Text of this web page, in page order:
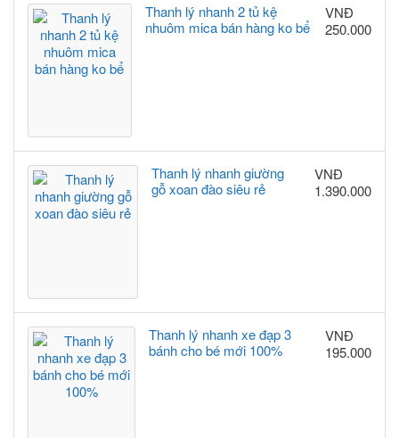
Thanh lý nhanh 2 tủ kệ
nhuôm mica bán hàng ko bể
VNĐ
250.000
Thanh lý nhanh giường
gỗ xoan đào siêu rẻ
VNĐ
1.390.000
Thanh lý nhanh xe đạp 3
bánh cho bé mới 100%
VNĐ
195.000